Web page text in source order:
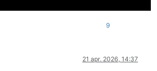
9
21 apr. 2026, 14:37